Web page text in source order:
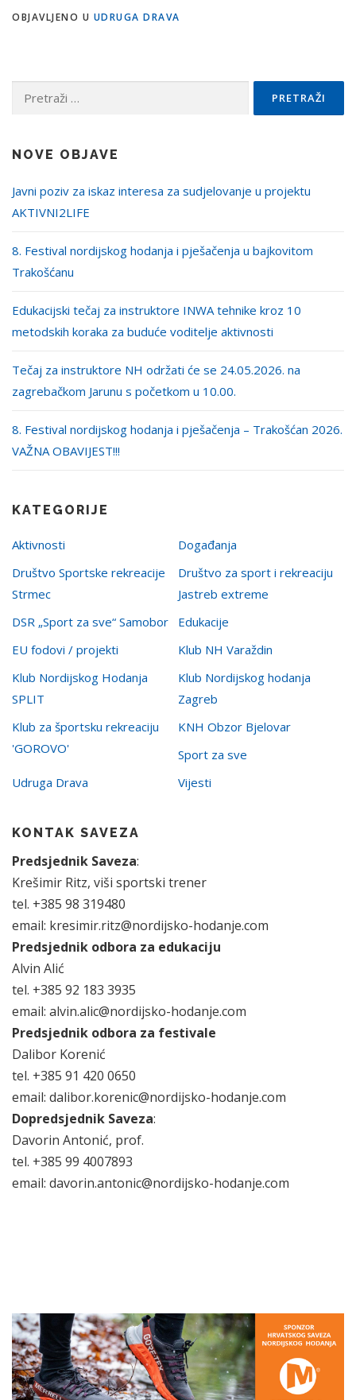
OBJAVLJENO U UDRUGA DRAVA
Pretraži:
NOVE OBJAVE
Javni poziv za iskaz interesa za sudjelovanje u projektu
AKTIVNI2LIFE
8. Festival nordijskog hodanja i pješačenja u bajkovitom
Trakošćanu
Edukacijski tečaj za instruktore INWA tehnike kroz 10
metodskih koraka za buduće voditelje aktivnosti
Tečaj za instruktore NH održati će se 24.05.2026. na
zagrebačkom Jarunu s početkom u 10.00.
8. Festival nordijskog hodanja i pješačenja – Trakošćan 2026.
VAŽNA OBAVIJEST!!!
KATEGORIJE
Aktivnosti
Događanja
Društvo Sportske rekreacije
Strmec
Društvo za sport i rekreaciju
Jastreb extreme
DSR „Sport za sve“ Samobor
Edukacije
EU fodovi / projekti
Klub NH Varaždin
Klub Nordijskog Hodanja
SPLIT
Klub Nordijskog hodanja
Zagreb
Klub za športsku rekreaciju
'GOROVO'
KNH Obzor Bjelovar
Sport za sve
Udruga Drava
Vijesti
KONTAK SAVEZA
Predsjednik Saveza:
Krešimir Ritz, viši sportski trener
tel. +385 98 319480
email: kresimir.ritz@nordijsko-hodanje.com
Predsjednik odbora za edukaciju
Alvin Alić
tel. +385 92 183 3935
email: alvin.alic@nordijsko-hodanje.com
Predsjednik odbora za festivale
Dalibor Korenić
tel. +385 91 420 0650
email: dalibor.korenic@nordijsko-hodanje.com
Dopredsjednik Saveza:
Davorin Antonić, prof.
tel. +385 99 4007893
email: davorin.antonic@nordijsko-hodanje.com